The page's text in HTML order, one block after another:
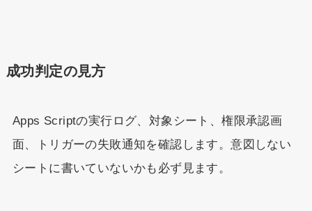
成功判定の見方
Apps Scriptの実行ログ、対象シート、権限承認画
面、トリガーの失敗通知を確認します。意図しない
シートに書いていないかも必ず見ます。